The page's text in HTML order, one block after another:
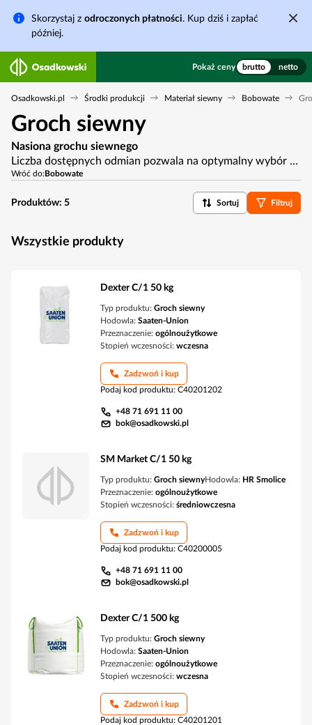
Skorzystaj z odroczonych płatności. Kup dziś i zapłać
później.
Pokaż ceny brutto netto
Osadkowski.pl Środki produkcji Materiał siewny Bobowate
Groch siewny
Nasiona grochu siewnego
Liczba dostępnych odmian pozwala na optymalny wybór nasion grochu siewnego pod kątem przeznaczenia, czy też wymagań glebowych. Odmiany grochu dostępne w sprzedaży wyróżnia również bardzo dobra zdrowotność oraz oporność na wyleganie. Wybór odmiany wyróżniającej się cechami użytkowymi jest pierwszym krokiem w kierunku wysokich plonów.
Wróć do:Bobowate
Produktów: 5 Sortuj Filtruj
Wszystkie produkty
Dexter C/1 50 kg
Typ produktu: Groch siewny
Hodowla: Saaten-Union
Przeznaczenie: ogólnoużytkowe
Stopień wczesności: wczesna
Zadzwoń i kup
Podaj kod produktu: C40201202
+48 71 691 11 00
bok@osadkowski.pl
SM Market C/1 50 kg
Typ produktu: Groch siewnyHodowla: HR Smolice
Przeznaczenie: ogólnoużytkowe
Stopień wczesności: średniowczesna
Zadzwoń i kup
Podaj kod produktu: C40200005
+48 71 691 11 00
bok@osadkowski.pl
Dexter C/1 500 kg
Typ produktu: Groch siewny
Hodowla: Saaten-Union
Przeznaczenie: ogólnoużytkowe
Stopień wczesności: wczesna
Zadzwoń i kup
Podaj kod produktu: C40201201